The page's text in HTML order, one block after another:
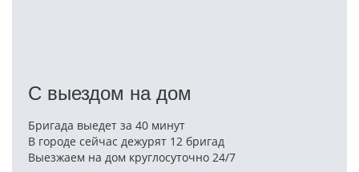
С выездом на дом
Бригада выедет за 40 минут
В городе сейчас дежурят 12 бригад
Выезжаем на дом круглосуточно 24/7